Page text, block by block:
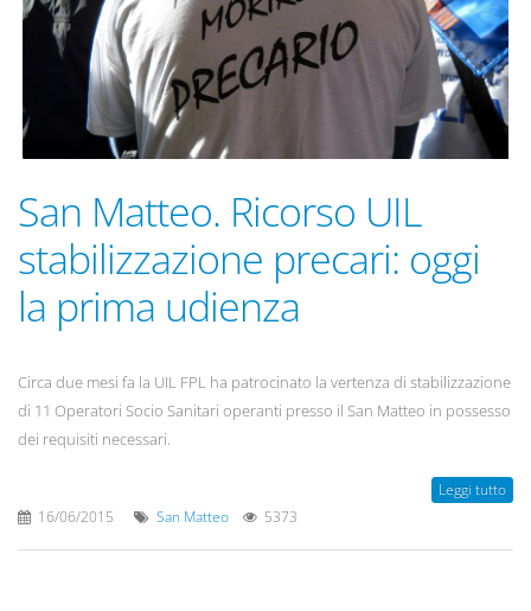
San Matteo. Ricorso UIL
stabilizzazione precari: oggi
la prima udienza
Circa due mesi fa la UIL FPL ha patrocinato la vertenza di stabilizzazione
di 11 Operatori Socio Sanitari operanti presso il San Matteo in possesso
dei requisiti necessari.
Leggi tutto
16/06/2015 San Matteo 5373